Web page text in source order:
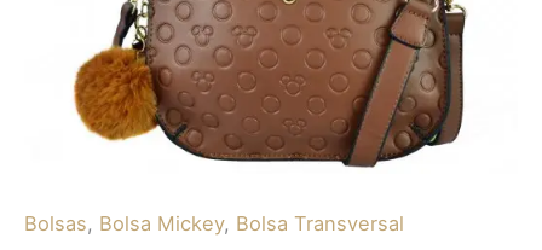
Bolsas, Bolsa Mickey, Bolsa Transversal